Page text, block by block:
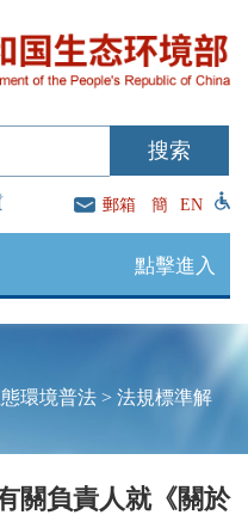
郵箱 簡 EN
點擊進入
環境普法> 法規標準解
關負責人就《關於